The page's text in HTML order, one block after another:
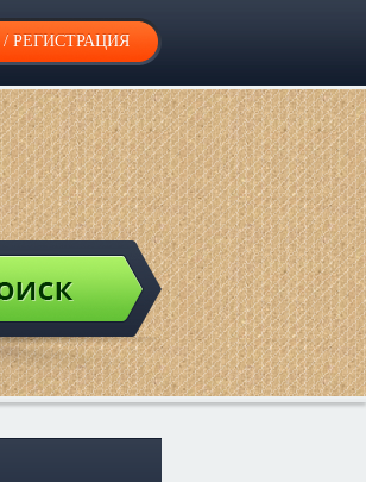
/ РЕГИСТРАЦИЯ